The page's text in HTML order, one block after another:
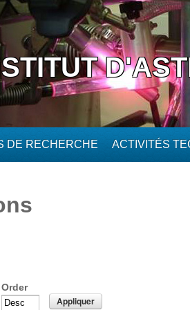
DE RECHERCHE ACTIVITÉS
Order